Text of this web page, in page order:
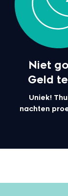
Niet
Geld
Uniek!
nachten